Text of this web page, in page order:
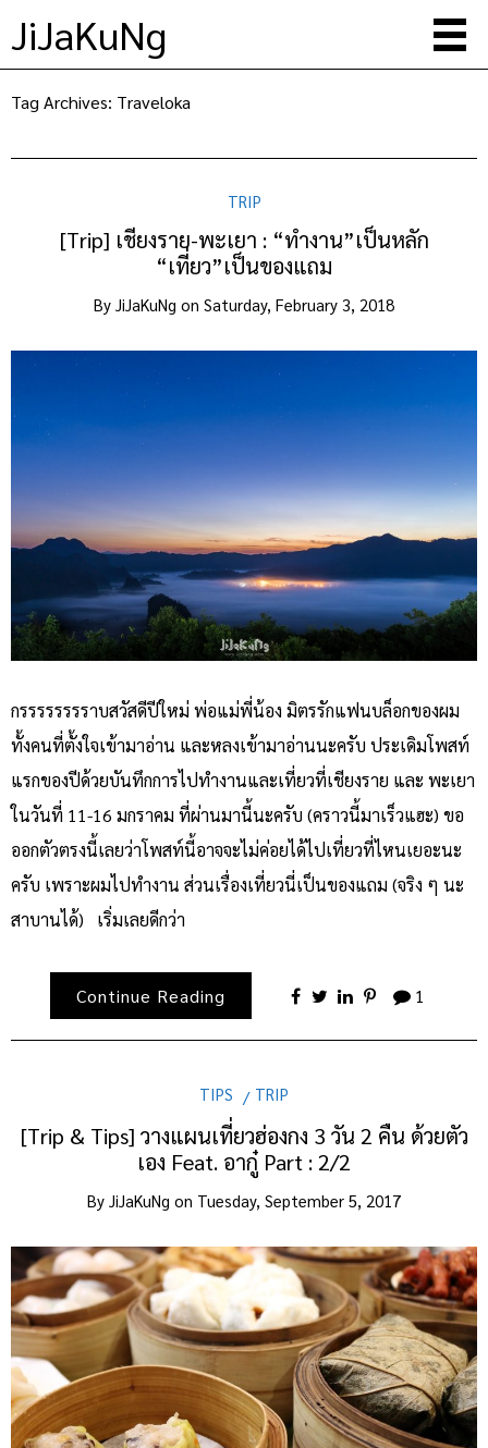
JiJaKuNg
Tag Archives: Traveloka
TRIP
[Trip] เชียงราย-พะเยา : “ทำงาน”เป็นหลัก
“เที่ยว”เป็นของแถม
By JiJaKuNg on Saturday, February 3, 2018
กรรรรรรรราบสวัสดีปีใหม่ พ่อแม่พี่น้อง มิตรรักแฟนบล็อกของผม
ทั้งคนที่ตั้งใจเข้ามาอ่าน และหลงเข้ามาอ่านนะครับ ประเดิมโพสท์
แรกของปีด้วยบันทึกการไปทำงานและเที่ยวที่เชียงราย และ พะเยา
ในวันที่ 11-16 มกราคม ที่ผ่านมานี้นะครับ (คราวนี้มาเร็วแฮะ) ขอ
ออกตัวตรงนี้เลยว่าโพสท์นี้อาจจะไม่ค่อยได้ไปเที่ยวที่ไหนเยอะนะ
ครับ เพราะผมไปทำงาน ส่วนเรื่องเที่ยวนี่เป็นของแถม (จริง ๆ นะ
สาบานได้) เริ่มเลยดีกว่า
Continue Reading 1
TIPS TRIP
[Trip & Tips] วางแผนเที่ยวฮ่องกง 3 วัน 2 คืน ด้วยตัว
เอง Feat. อากู๋ Part : 2/2
By JiJaKuNg on Tuesday, September 5, 2017